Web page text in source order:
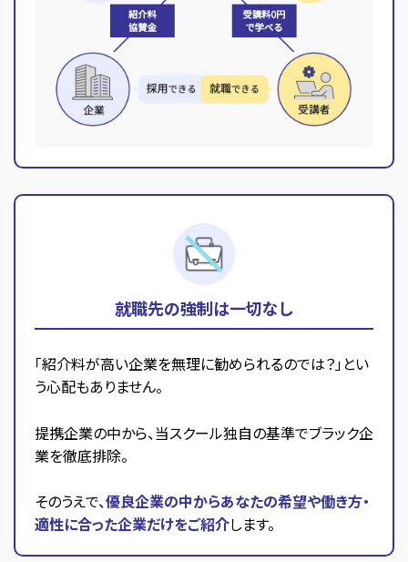
就職先の強制は一切なし
「紹介料が高い企業を無理に勧められるのでは？」とい
う心配もありません。
提携企業の中から、当スクール独自の基準でブラック企
業を徹底排除。
そのうえで、優良企業の中からあなたの希望や働き方・
適性に合った企業だけをご紹介します。